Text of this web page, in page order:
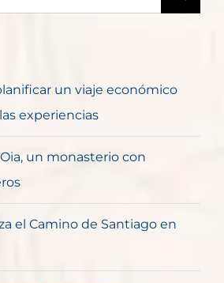
un viaje económico
experiencias
un monasterio con
el Camino de Santiago en